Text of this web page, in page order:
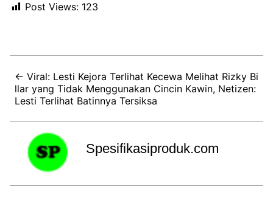
Post Views: 123
← Viral: Lesti Kejora Terlihat Kecewa Melihat Rizky Bi
llar yang Tidak Menggunakan Cincin Kawin, Netizen:
Lesti Terlihat Batinnya Tersiksa
Spesifikasiproduk.com